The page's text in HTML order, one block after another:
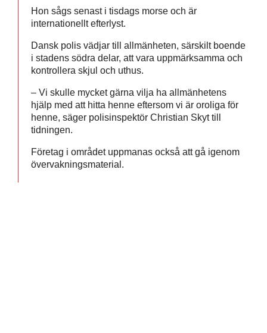
Hon sågs senast i tisdags morse och är
internationellt efterlyst.
Dansk polis vädjar till allmänheten, särskilt boende
i stadens södra delar, att vara uppmärksamma och
kontrollera skjul och uthus.
– Vi skulle mycket gärna vilja ha allmänhetens
hjälp med att hitta henne eftersom vi är oroliga för
henne, säger polisinspektör Christian Skyt till
tidningen.
Företag i området uppmanas också att gå igenom
övervakningsmaterial.